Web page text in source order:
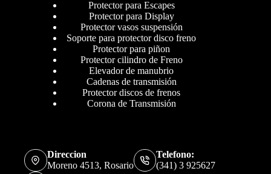
Protector para Escapes
Protector para Display
Protector vasos suspensión
Soporte para protector disco freno
Protector para piñon
Protector cilindro de Freno
Elevador de manubrio
Cadenas de transmisión
Protector discos de frenos
Corona de Transmisión
Direccion
Moreno 4513, Rosario
Telefono:
(341) 3 925627